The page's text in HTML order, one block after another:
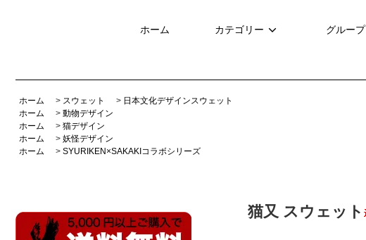
ホーム カテゴリー グループ
ホーム > スウェット > 日本文化デザインスウェット
ホーム
> 動物デザイン
ホーム
> 猫デザイン
ホーム
> 妖怪デザイン
ホーム
> SYURIKEN×SAKAKIコラボシリーズ
猫又 スウェット